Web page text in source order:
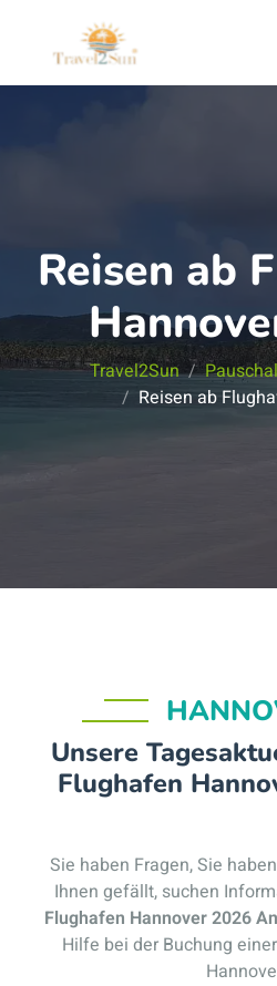
Reisen ab
Travel2Sun
Reisen ab
Unsere
Flughafen
Sie haben Fragen, Sie
Ihnen gefällt, suchen
Flughafen Hannover 2026
Hilfe bei der Buchung